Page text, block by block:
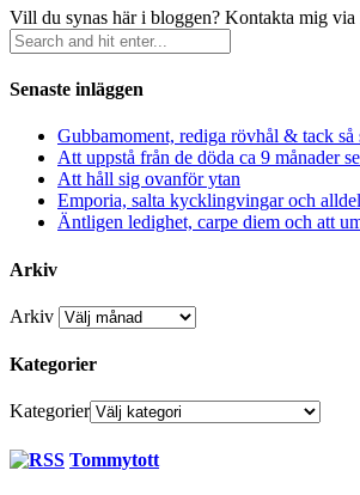
Vill du synas här i bloggen? Kontakta mig
Senaste inläggen
Gubbamoment, rediga rövhål & tack så
Att uppstå från de döda ca 9 månader
Att håll sig ovanför ytan
Emporia, salta kycklingvingar och
Äntligen ledighet, carpe diem och att
Arkiv
Arkiv
Kategorier
Kategorier
Tommytott